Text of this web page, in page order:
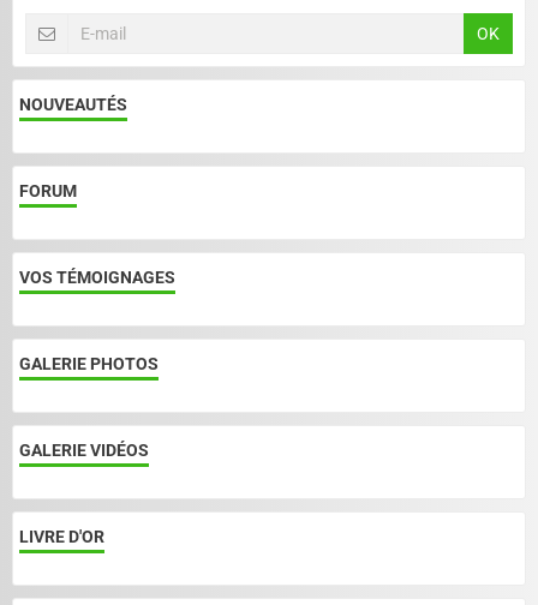
OK
NOUVEAUTÉS
FORUM
VOS TÉMOIGNAGES
GALERIE PHOTOS
GALERIE VIDÉOS
LIVRE D'OR